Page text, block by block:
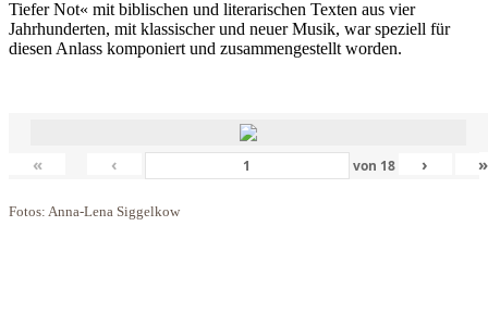
Tiefer Not« mit biblischen und literarischen Texten aus vier
Jahrhunderten, mit klassischer und neuer Musik, war speziell für
diesen Anlass komponiert und zusammengestellt worden.
« ‹ von 18 › »
Fotos: Anna-Lena Siggelkow